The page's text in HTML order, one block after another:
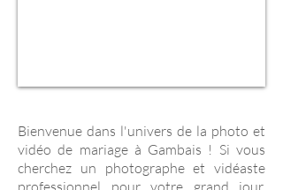
Bienvenue dans l'univers de la photo et
vidéo de mariage à Gambais ! Si vous
cherchez un photographe et vidéaste
professionnel pour votre grand jour,